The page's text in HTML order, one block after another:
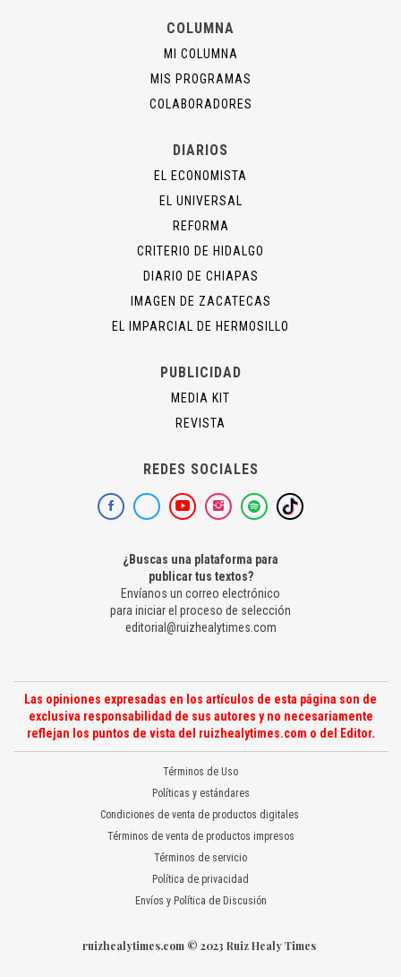
COLUMNA
MI COLUMNA
MIS PROGRAMAS
COLABORADORES
DIARIOS
EL ECONOMISTA
EL UNIVERSAL
REFORMA
CRITERIO DE HIDALGO
DIARIO DE CHIAPAS
IMAGEN DE ZACATECAS
EL IMPARCIAL DE HERMOSILLO
PUBLICIDAD
MEDIA KIT
REVISTA
REDES SOCIALES
¿Buscas una plataforma para
publicar tus textos?
Envíanos un correo electrónico
para iniciar el proceso de selección
editorial@ruizhealytimes.com
Las opiniones expresadas en los artículos de esta página son de
exclusiva responsabilidad de sus autores y no necesariamente
reflejan los puntos de vista del ruizhealytimes.com o del Editor.
Términos de Uso
Políticas y estándares
Condiciones de venta de productos digitales
Términos de venta de productos impresos
Términos de servicio
Política de privacidad
Envíos y Política de Discusión
ruizhealytimes.com © 2023 Ruiz Healy Times